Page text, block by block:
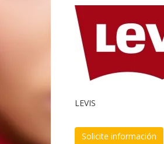
LEVIS
Solicite información